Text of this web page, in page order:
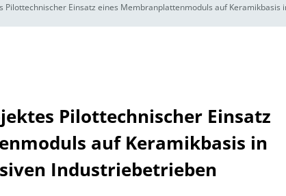
Pilottechnischer Einsatz eines Membranplattenmoduls auf
Pilottechnischer Einsatz
auf Keramikbasis in
Industriebetrieben